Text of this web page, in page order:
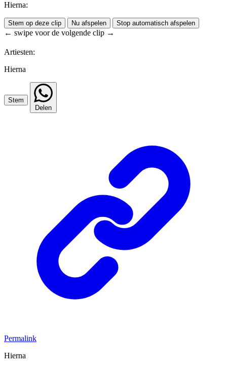
Hierna:
Stem op deze clip Nu afspelen Stop automatisch afspelen
← swipe voor de volgende clip →
Artiesten:
Hierna
Stem
Delen
Permalink
Hierna